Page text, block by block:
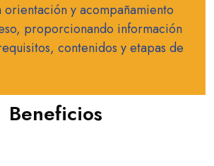
orientación y acompañamiento
proporcionando información
contenidos y etapas de
Beneficios